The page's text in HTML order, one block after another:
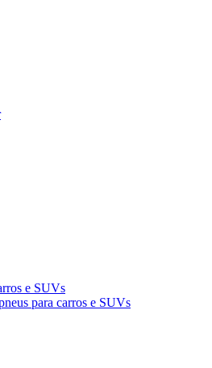
e SUVs
para carros e SUVs